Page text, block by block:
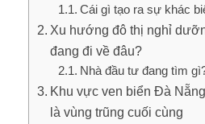
Cái gì tạo ra sự khác
Xu hướng đô thị nghỉ
đang đi về đâu?
Nhà đầu tư đang tìm
Khu vực ven biển Đà
là vùng trũng cuối cùng